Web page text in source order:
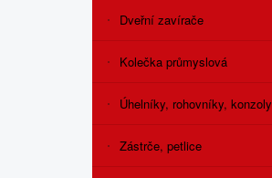
Dveřní zavírače
Kolečka průmyslová
Úhelníky, rohovníky, konzoly
Zástrče, petlice